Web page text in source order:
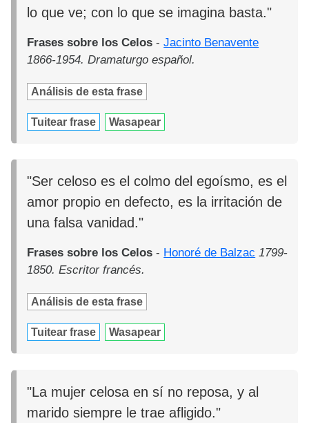
lo que ve; con lo que se imagina basta."
Frases sobre los Celos -Jacinto Benavente
1866-1954. Dramaturgo español.
Análisis de esta frase
Tuitear frase Wasapear
"Ser celoso es el colmo del egoísmo, es el
amor propio en defecto, es la irritación de
una falsa vanidad."
Frases sobre los Celos - Honoré de Balzac 1799-
1850. Escritor francés.
Análisis de esta frase
Tuitear frase Wasapear
"La mujer celosa en sí no reposa, y al
marido siempre le trae afligido."